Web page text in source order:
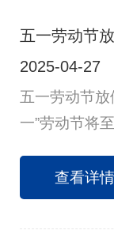
五一劳动节
2025-04-27
五一劳动节
一”劳动节将
（星期一）
日为国家法
查看详情